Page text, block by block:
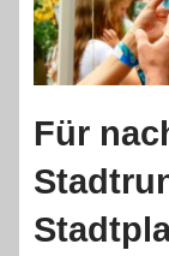
Für